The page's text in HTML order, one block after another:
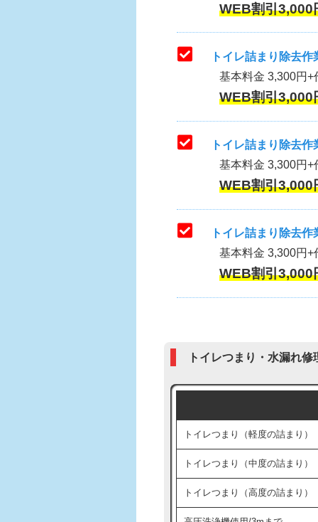
WEB割引
トイレ詰まり除去
基本料金 3,300円+
WEB割引
トイレ詰まり除去
基本料金 3,300円+
WEB割引
トイレ詰まり除去
基本料金 3,300円+
WEB割引
トイレつまり・水漏れ
トイレつまり（軽度の詰まり）
トイレつまり（中度の詰まり）
トイレつまり（高度の詰まり）